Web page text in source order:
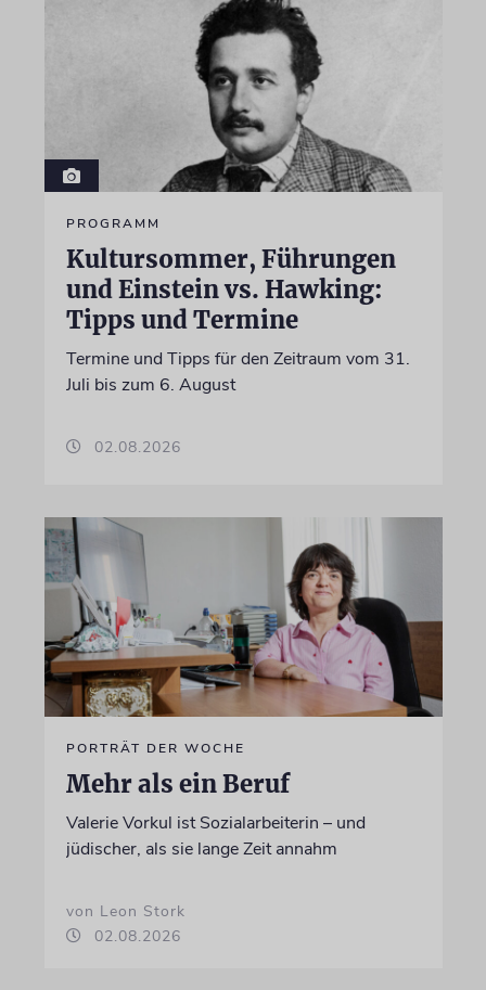
PROGRAMM
Kultursommer, Führungen
und Einstein vs. Hawking:
Tipps und Termine
Termine und Tipps für den Zeitraum vom 31.
Juli bis zum 6. August
02.08.2026
PORTRÄT DER WOCHE
Mehr als ein Beruf
Valerie Vorkul ist Sozialarbeiterin – und
jüdischer, als sie lange Zeit annahm
von Leon Stork
02.08.2026